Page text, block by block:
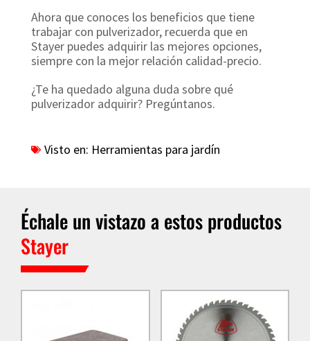
Ahora que conoces los beneficios que tiene
trabajar con pulverizador, recuerda que en
Stayer puedes adquirir las mejores opciones,
siempre con la mejor relación calidad-precio.
¿Te ha quedado alguna duda sobre qué
pulverizador adquirir? Pregúntanos.
Visto en: Herramientas para jardín
Échale un vistazo a estos productos
Stayer